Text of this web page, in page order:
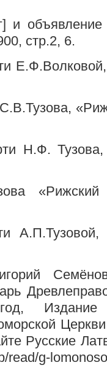
и
стр.2, 6.
Н.Ф. Тузова,
А.П.Тузовой,
Издание
Русские
read/g-